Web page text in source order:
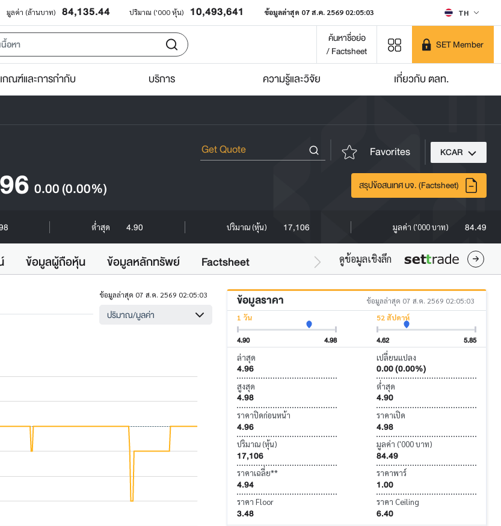
มูลค่า (ล้านบาท) 84,135.44 ปริมาณ ('000 หุ้น) 10,493,641 ข้อมูลล่าสุด 07 ส.ค. 2569 02:05:03 TH
ค้นหาชื่อย่อ
/ Factsheet
SET Member
กณฑ์และการกำกับ บริการ ความรู้และวิจัย เกี่ยวกับ ตลท.
Favorites KCAR
0.00(0.00%) สรุปข้อสนเทศ บจ. (Factsheet)
ต่ำสุด 4.90 ปริมาณ (หุ้น) 17,106 มูลค่า ('000 บาท) 84.49
ข้อมูลผู้ถือหุ้น ข้อมูลหลักทรัพย์ Factsheet ดูข้อมูลเชิงลึก
ข้อมูลล่าสุด 07 ส.ค. 2569 02:05:03
ปริมาณ/มูลค่า
ข้อมูลราคา
ข้อมูลล่าสุด 07 ส.ค. 2569 02:05:03
1 วัน
4.90 4.98
52 สัปดาห์
4.62 5.85
ล่าสุด
4.96
เปลี่ยนแปลง
0.00 (0.00%)
สูงสุด
4.98
ต่ำสุด
4.90
ราคาปิดก่อนหน้า
4.96
ราคาเปิด
4.98
ปริมาณ (หุ้น)
17,106
มูลค่า ('000 บาท)
84.49
ราคาเฉลี่ย**
4.94
ราคาพาร์
1.00
ราคา Floor
3.48
ราคา Ceiling
6.40